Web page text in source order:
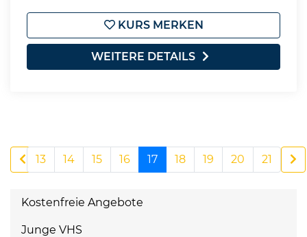
KURS MERKEN
WEITERE DETAILS
13 14 15 16 17 18 19 20 21
Kostenfreie Angebote
Junge VHS